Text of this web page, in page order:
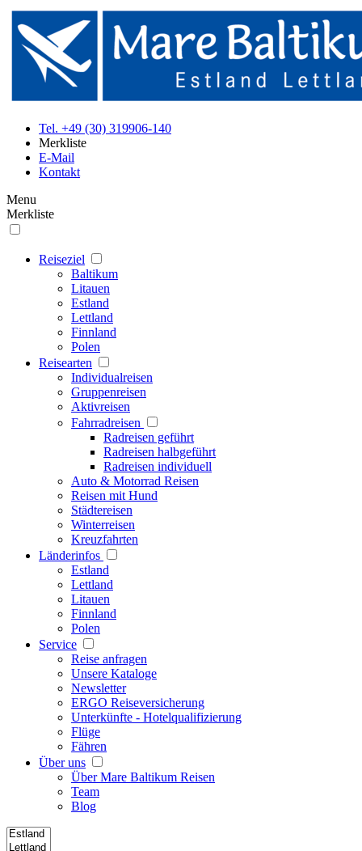
Tel. +49 (30) 319906-140
Merkliste
E-Mail
Kontakt
Menu
Merkliste
Reiseziel
Baltikum
Litauen
Estland
Lettland
Finnland
Polen
Reisearten
Individualreisen
Gruppenreisen
Aktivreisen
Fahrradreisen
Radreisen geführt
Radreisen halbgeführt
Radreisen individuell
Auto & Motorrad Reisen
Reisen mit Hund
Städtereisen
Winterreisen
Kreuzfahrten
Länderinfos
Estland
Lettland
Litauen
Finnland
Polen
Service
Reise anfragen
Unsere Kataloge
Newsletter
ERGO Reiseversicherung
Unterkünfte - Hotelqualifizierung
Flüge
Fähren
Über uns
Über Mare Baltikum Reisen
Team
Blog